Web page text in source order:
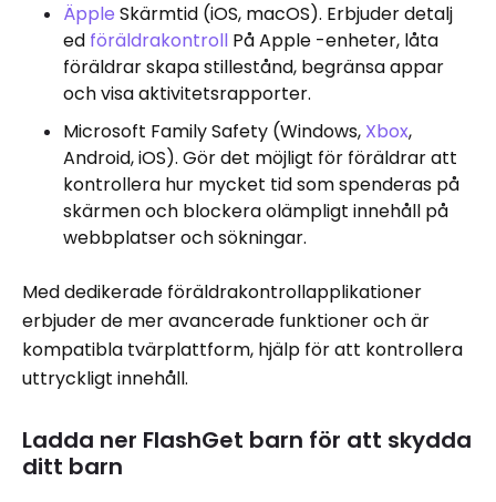
Äpple Skärmtid (iOS, macOS). Erbjuder detalj
ed föräldrakontroll På Apple -enheter, låta
föräldrar skapa stillestånd, begränsa appar
och visa aktivitetsrapporter.
Microsoft Family Safety (Windows, Xbox,
Android, iOS). Gör det möjligt för föräldrar att
kontrollera hur mycket tid som spenderas på
skärmen och blockera olämpligt innehåll på
webbplatser och sökningar.
Med dedikerade föräldrakontrollapplikationer
erbjuder de mer avancerade funktioner och är
kompatibla tvärplattform, hjälp för att kontrollera
uttryckligt innehåll.
Ladda ner FlashGet barn för att skydda
ditt barn